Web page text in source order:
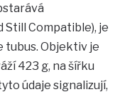
Still Compatible), je
tubus. Objektiv je
423 g, na šířku
údaje signalizují,